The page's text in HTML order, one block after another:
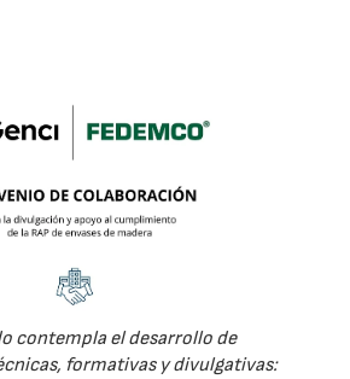
contempla el desarrollo de
formativas y divulgativas: